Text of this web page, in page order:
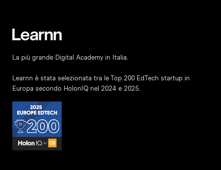
La più grande Digital Academy in Italia.
Learnn è stata selezionata tra le Top 200 EdTech startup in
Europa secondo HolonIQ nel 2024 e 2025.